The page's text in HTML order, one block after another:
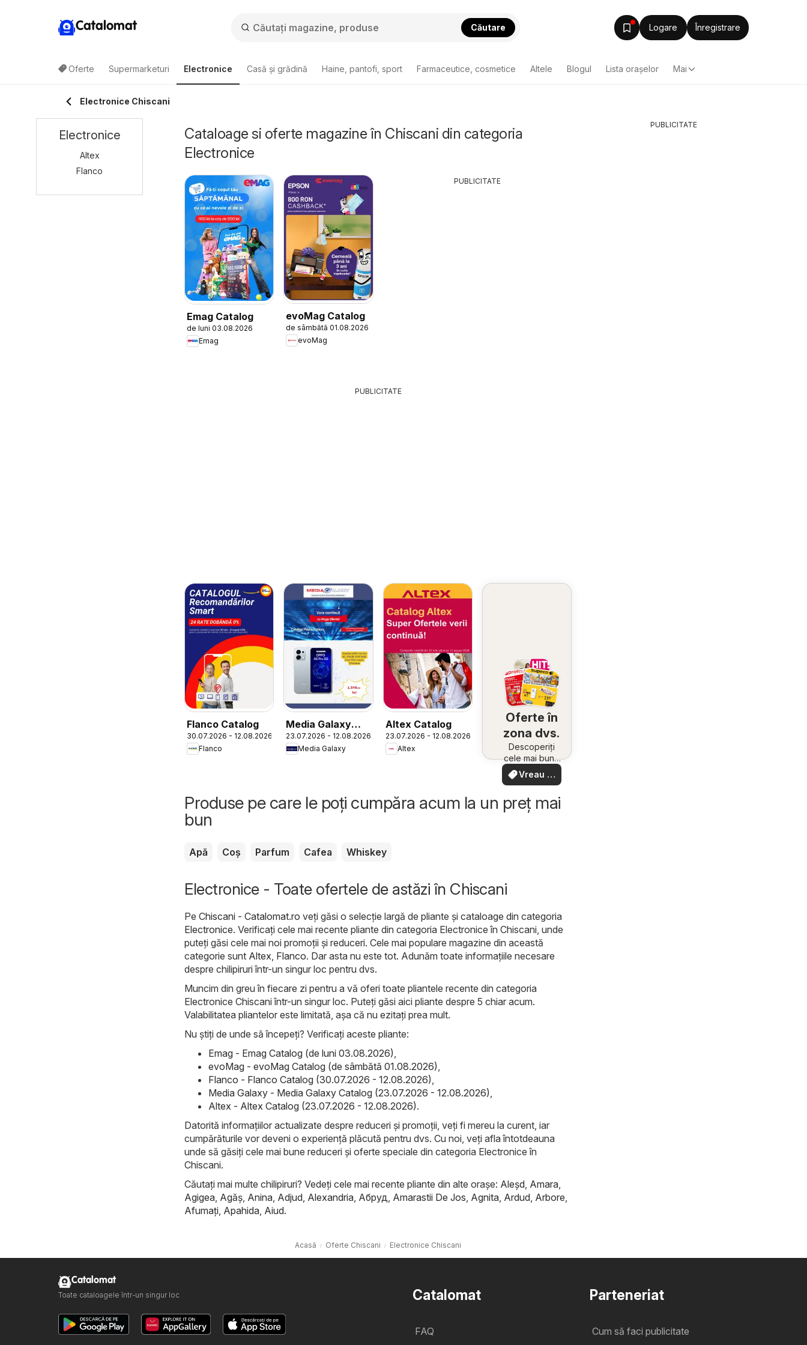
Catalomat Căutare Logare Înregistrare
Oferte Supermarketuri Electronice Casă și grădină Haine, pantofi, sport Farmaceutice, cosmetice Altele Blogul Lista oraşelor Mai
Electronice Chiscani
Cataloage si oferte magazine în Chiscani din categoria
Electronice
Emag Catalog
de luni 03.08.2026
Emag
evoMag Catalog
de sâmbătă 01.08.2026
evoMag
PUBLICITATE
PUBLICITATE
Flanco Catalog
30.07.2026 - 12.08.2026
Flanco
Media Galaxy
Catalog
23.07.2026 - 12.08.2026
Media Galaxy
Altex Catalog
23.07.2026 - 12.08.2026
Altex
Oferte în
zona dvs.
Descoperiți
cele mai bune
oferte din
apropiere –
Vreau să
văd
Produse pe care le poți cumpăra acum la un preț mai
bun
Apă Coș Parfum Cafea Whiskey
Electronice - Toate ofertele de astăzi în Chiscani
Pe Chiscani - Catalomat.ro veți găsi o selecție largă de pliante și cataloage din categoria
Electronice. Verificați cele mai recente pliante din categoria Electronice în Chiscani, unde
puteți găsi cele mai noi promoții și reduceri. Cele mai populare magazine din această
categorie sunt Altex Flanco. Dar asta nu este tot. Adunăm toate informațiile necesare
despre chilipiruri într-un singur loc pentru dvs.
Muncim din greu în fiecare zi pentru a vă oferi toate pliantele recente din categoria
Electronice Chiscani într-un singur loc. Puteți găsi aici pliante despre 5 chiar acum.
Valabilitatea pliantelor este limitată, așa că nu ezitați prea mult.
Nu știți de unde să începeți? Verificați aceste pliante:
Emag - Emag Catalog (de luni 03.08.2026)
evoMag - evoMag Catalog (de sâmbătă 01.08.2026)
Flanco - Flanco Catalog (30.07.2026 - 12.08.2026)
Media Galaxy - Media Galaxy Catalog (23.07.2026 - 12.08.2026)
Altex - Altex Catalog (23.07.2026 - 12.08.2026).
Datorită informațiilor actualizate despre reduceri și promoții, veți fi mereu la curent, iar
cumpărăturile vor deveni o experiență plăcută pentru dvs. Cu noi, veți afla întotdeauna
unde să găsiți cele mai bune reduceri și oferte speciale din categoria Electronice în
Chiscani.
Căutați mai multe chilipiruri? Vedeți cele mai recente pliante din alte orașe: Aleşd Amara
Agigea Agăş Anina Adjud Alexandria Абруд Amarastii De Jos Agnita Ardud Arbore
Afumaţi Apahida Aiud.
Acasă Oferte Chiscani Electronice Chiscani
Electronice
Altex
Flanco
PUBLICITATE
Catalomat
FAQ
Parteneriat
Cum să faci publicitate
Catalomat
Toate cataloagele într-un singur loc